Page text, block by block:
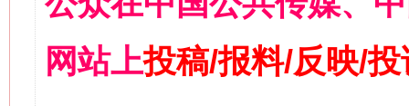
网站上投稿/报料/反映/